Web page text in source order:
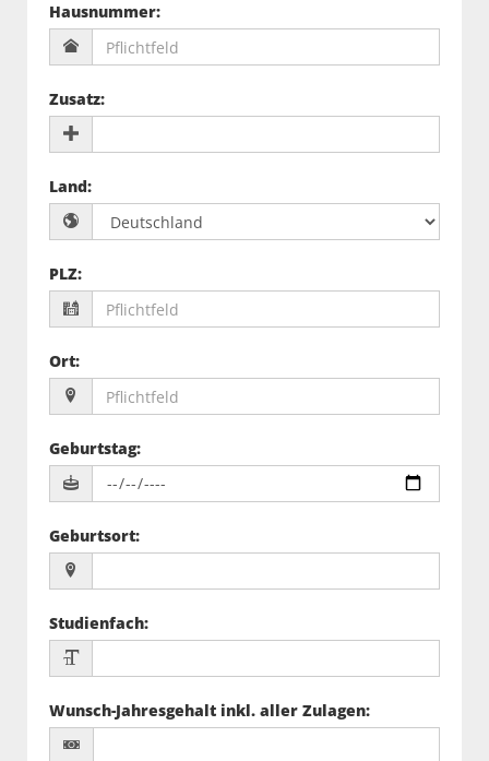
Hausnummer:
Zusatz:
Land:
PLZ:
Ort:
Geburtstag:
Geburtsort:
Studienfach:
Wunsch-Jahresgehalt inkl. aller Zulagen: